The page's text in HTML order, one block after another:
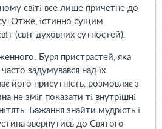
світі все лише причетне до
Отже, істинно сущим
(світ духовних сутностей).
Буря пристрастей, яка
задумувався над їх
його присутність, розмовляє з
не зміг показати ті внутрішні
Бажання знайти мудрість і
звернутись до Святого